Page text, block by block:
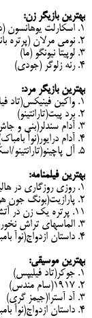
بهترین بازیگر زن:
1. اسکارلت یوهانسون (داستان ازدواج)
2. نومی مرلان (پرتره بانویی در آتش)
3. لوپیتا نیونگو (ما)
4. رنه زلوگر (جودی)
بهترین بازیگر مرد:
1. واکین فینیکس(تاد فیلیپس)
2. برد پیت(تارانتینو)
3. آدام سندلر(بنی و جاش سفدی)
4. آدام درایور(نوآ بامباک)
5. آل پاچینو(تارانتینو/اسکورسیزی)
بهترین فیلمنامه:
1. روزی روزگاری در هالیوود(تارانتینو)
2. پارازیت(بونگ جون هو)
11. پرتره یک زن در آتش( سلین سیاما)
3. الماسهای تراش نخورده(بنی و جاش سفدی)
4. داستان ازدواج(نوآ بامباک)
بهترین موسیقی:
1. جوکر(تاد فیلیپس)
2. 1917(سام مندس)
3. آد آسترا(جیمز گری)
4. داستان ازدواج(نوآ بامباک)